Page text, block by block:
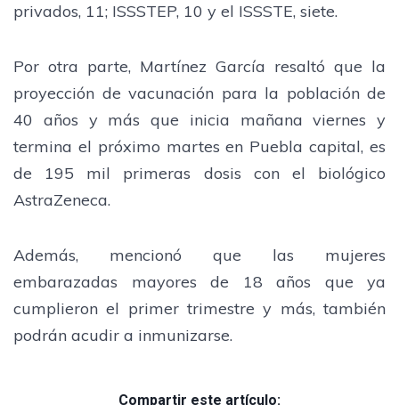
privados, 11; ISSSTEP, 10 y el ISSSTE, siete.
Por otra parte, Martínez García resaltó que la
proyección de vacunación para la población de
40 años y más que inicia mañana viernes y
termina el próximo martes en Puebla capital, es
de 195 mil primeras dosis con el biológico
AstraZeneca.
Además, mencionó que las mujeres
embarazadas mayores de 18 años que ya
cumplieron el primer trimestre y más, también
podrán acudir a inmunizarse.
Compartir este artículo: